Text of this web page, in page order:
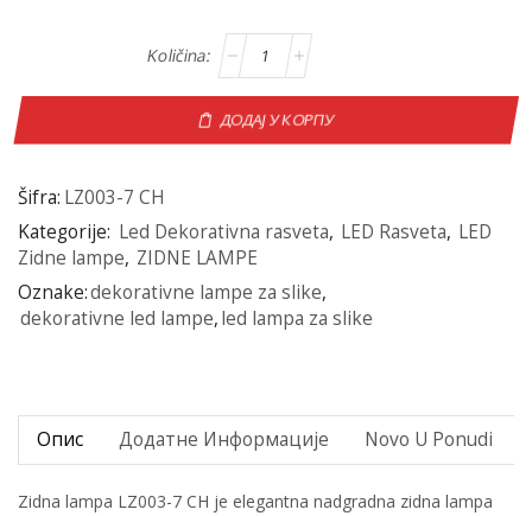
ДОДАЈ У КОРПУ
Šifra: LZ003-7 CH
Kategorije: Led Dekorativna rasveta, LED Rasveta, LED
Zidne lampe, ZIDNE LAMPE
Oznake:dekorativne lampe za slike,
dekorativne led lampe,led lampa za slike
Опис Додатне Информације Novo U Ponudi
Zidna lampa LZ003-7 CH je elegantna nadgradna zidna lampa